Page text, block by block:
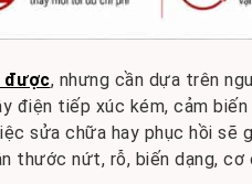
được, nhưng cần dựa trên
điện tiếp xúc kém, cảm
sửa chữa hay phục hồi
thước nứt, rỗ, biến dạng,